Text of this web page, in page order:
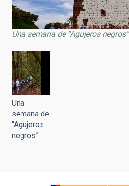
Una semana de “Agujeros negros”
Una
semana de
“Agujeros
negros”